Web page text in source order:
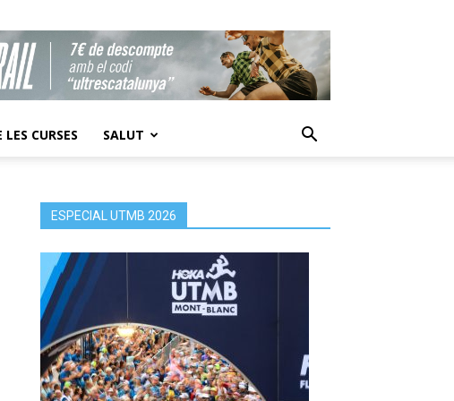
CURSES SALUT
ESPECIAL UTMB 2026